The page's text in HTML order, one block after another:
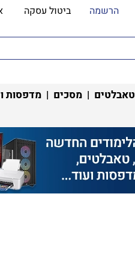
הרשמה ביטול עסקה
טאבלטים | מסכים | מדפסות